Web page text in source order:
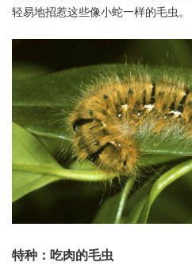
轻易地招惹这些像小蛇一样的毛虫。
特种：吃肉的毛虫